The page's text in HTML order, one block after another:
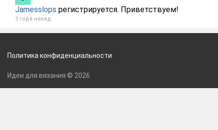
Jamesslops регистрируется. Приветствуем!
3 года назад
Политика конфиденциальности
Идеи для вязания © 2026